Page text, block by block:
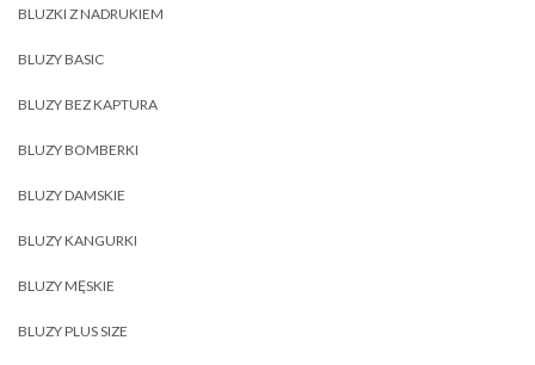
BLUZKI Z NADRUKIEM
BLUZY BASIC
BLUZY BEZ KAPTURA
BLUZY BOMBERKI
BLUZY DAMSKIE
BLUZY KANGURKI
BLUZY MĘSKIE
BLUZY PLUS SIZE